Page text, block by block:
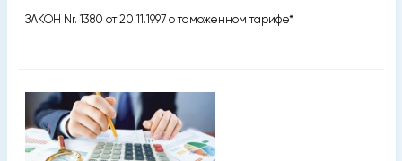
ЗАКОН Nr. 1380 от 20.11.1997 о таможенном тарифе*